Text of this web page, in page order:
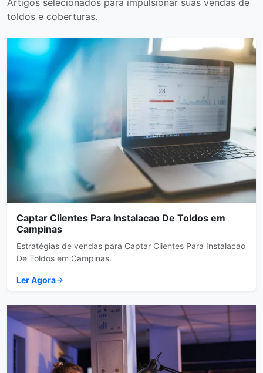
toldos e coberturas.
Captar Clientes Para Instalacao De Toldos em
Campinas
Estratégias de vendas para Captar Clientes Para Instalacao
De Toldos em Campinas.
Ler Agora